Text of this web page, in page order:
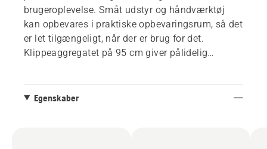
brugeroplevelse. Småt udstyr og håndværktøj
kan opbevares i praktiske opbevaringsrum, så det
er let tilgængeligt, når der er brug for det.
Klippeaggregatet på 95 cm giver pålidelig
forskellige behov og græsforhold. Justeringen er
Egenskaber